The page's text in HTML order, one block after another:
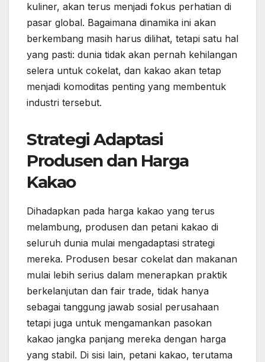
kuliner, akan terus menjadi fokus perhatian di
pasar global. Bagaimana dinamika ini akan
berkembang masih harus dilihat, tetapi satu hal
yang pasti: dunia tidak akan pernah kehilangan
selera untuk cokelat, dan kakao akan tetap
menjadi komoditas penting yang membentuk
industri tersebut.
Strategi Adaptasi
Produsen dan Harga
Kakao
Dihadapkan pada harga kakao yang terus
melambung, produsen dan petani kakao di
seluruh dunia mulai mengadaptasi strategi
mereka. Produsen besar cokelat dan makanan
mulai lebih serius dalam menerapkan praktik
berkelanjutan dan fair trade, tidak hanya
sebagai tanggung jawab sosial perusahaan
tetapi juga untuk mengamankan pasokan
kakao jangka panjang mereka dengan harga
yang stabil. Di sisi lain, petani kakao, terutama